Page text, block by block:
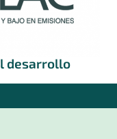
desarrollo